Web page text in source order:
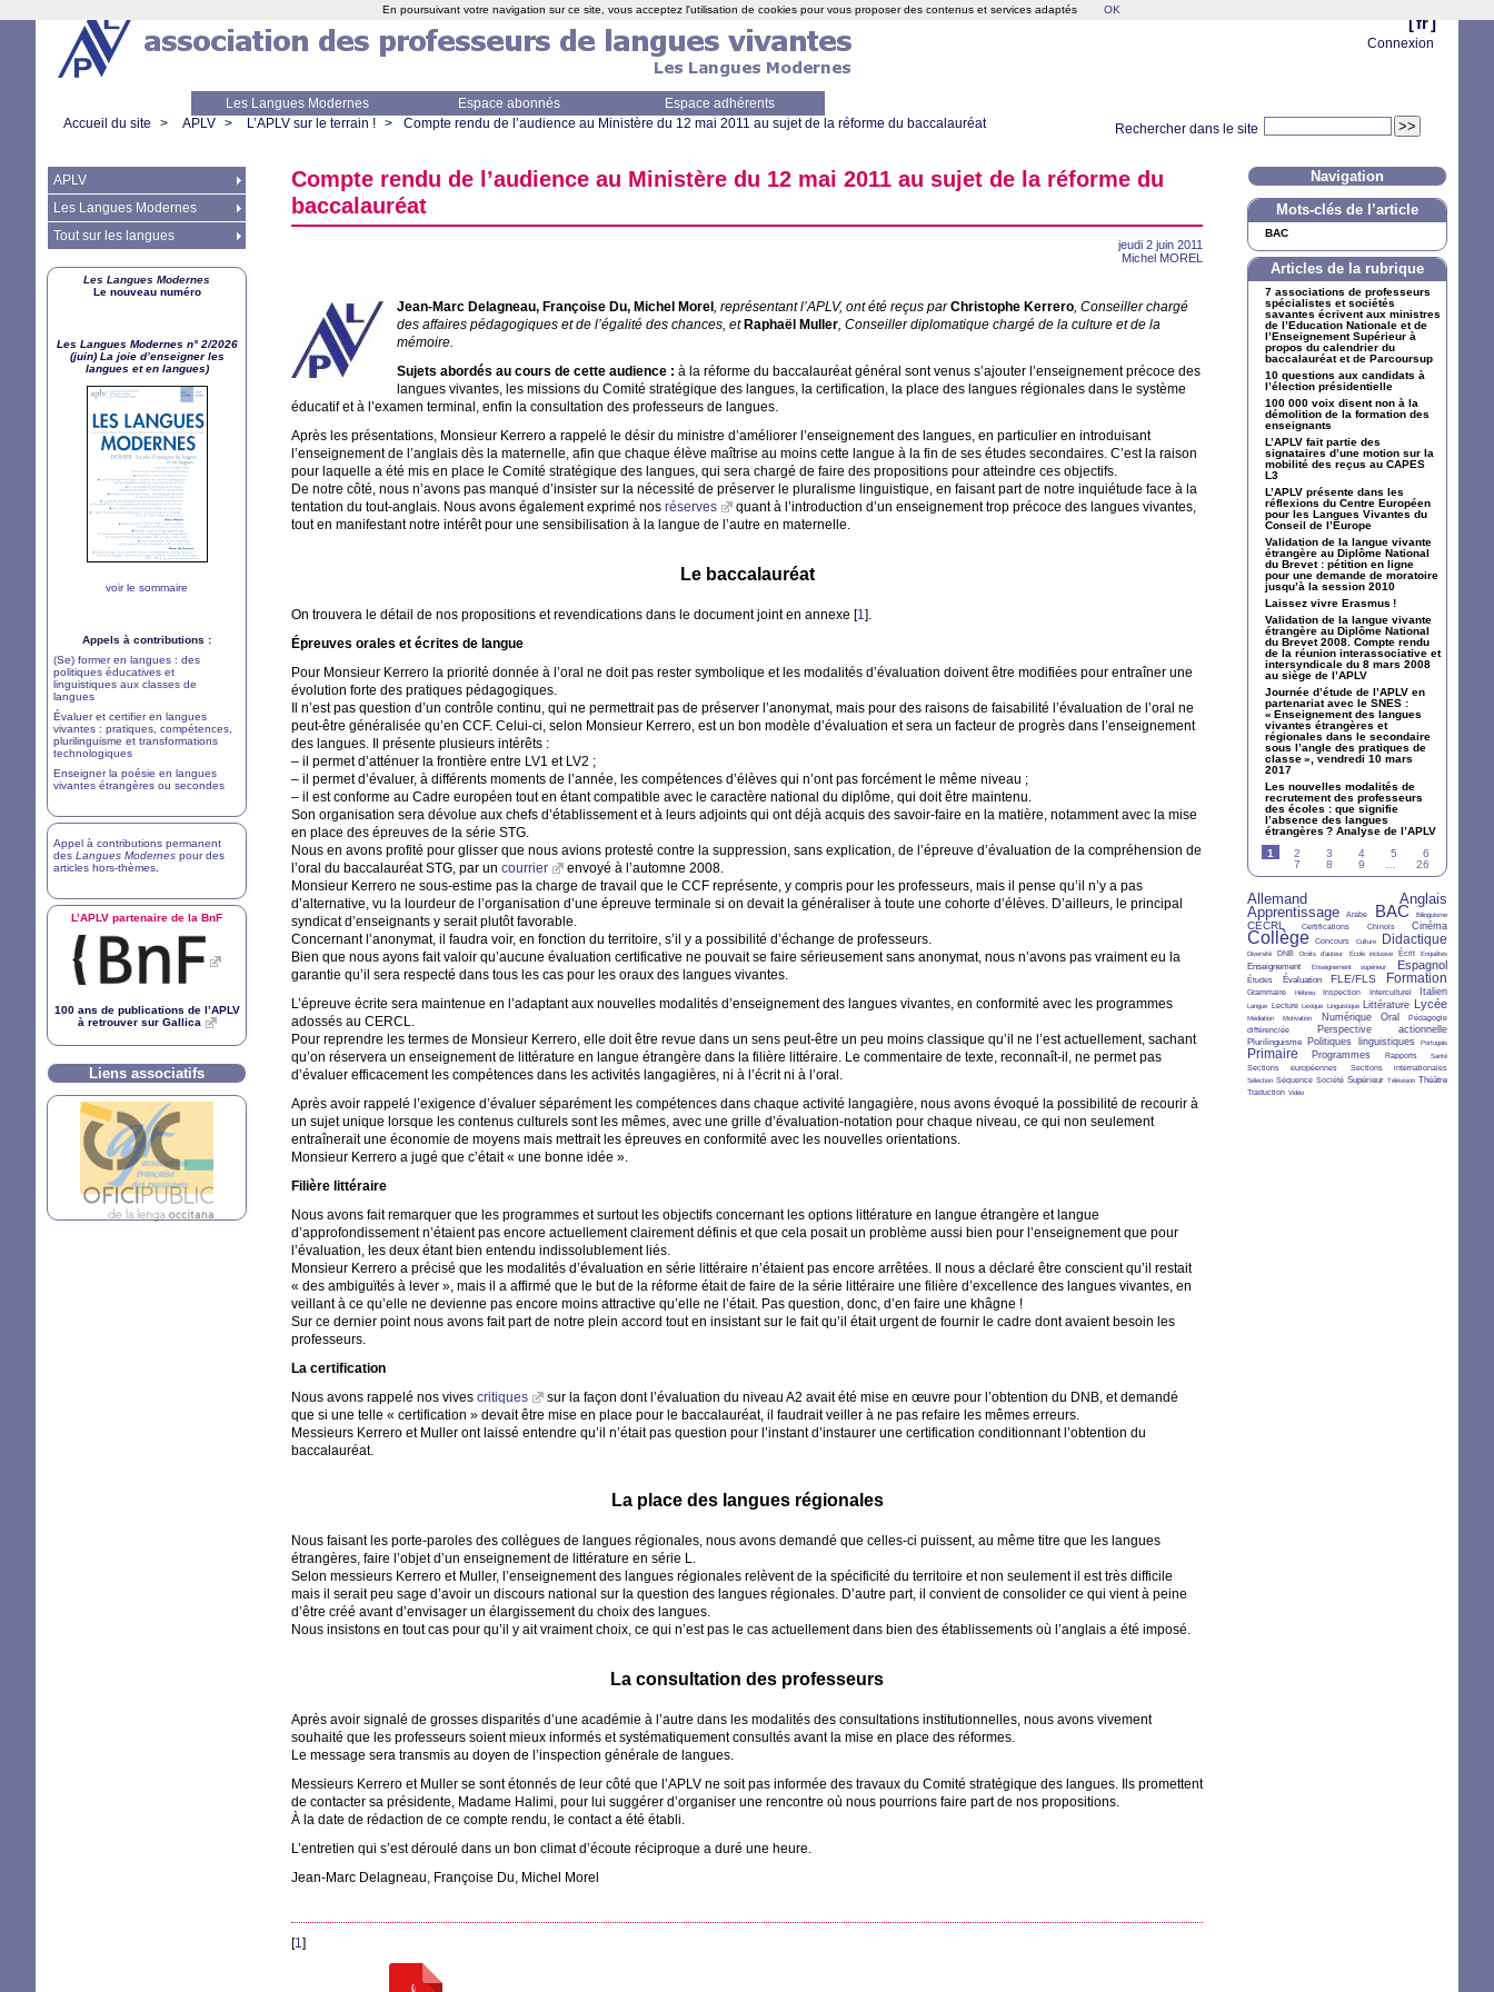
[ fr ]
Connexion
Les Langues Modernes Espace abonnés
Espace adhérents
Rechercher dans le site
Accueil du site > APLV > L’APLV sur le terrain ! > Compte rendu de l’audience au Ministère du 12 mai 2011 au sujet de la réforme du baccalauréat
Compte rendu de l’audience au Ministère du 12 mai 2011 au sujet de la réforme du
baccalauréat
jeudi 2 juin 2011
Michel MOREL
Jean-Marc Delagneau, Françoise Du, Michel Morel , représentant l’APLV, ont été reçus parChristophe Kerrero, Conseiller chargé
des affaires pédagogiques et de l’égalité des chances, et Raphaël Muller, Conseiller diplomatique chargé de la culture et de la
mémoire.
Sujets abordés au cours de cette audience : à la réforme du baccalauréat général sont venus s’ajouter l’enseignement précoce des
langues vivantes, les missions du Comité stratégique des langues, la certification, la place des langues régionales dans le système
éducatif et à l’examen terminal, enfin la consultation des professeurs de langues.
Après les présentations, Monsieur Kerrero a rappelé le désir du ministre d’améliorer l’enseignement des langues, en particulier en introduisant
l’enseignement de l’anglais dès la maternelle, afin que chaque élève maîtrise au moins cette langue à la fin de ses études secondaires. C’est la raison
pour laquelle a été mis en place le Comité stratégique des langues, qui sera chargé de faire des propositions pour atteindre ces objectifs.
De notre côté, nous n’avons pas manqué d’insister sur la nécessité de préserver le pluralisme linguistique, en faisant part de notre inquiétude face à la
tentation du tout-anglais. Nous avons également exprimé nos réserves
quant à l’introduction d’un enseignement trop précoce des langues vivantes,
tout en manifestant notre intérêt pour une sensibilisation à la langue de l’autre en maternelle.
Le baccalauréat
On trouvera le détail de nos propositions et revendications dans le document joint en annexe [1].
Épreuves orales et écrites de langue
Pour Monsieur Kerrero la priorité donnée à l’oral ne doit pas rester symbolique et les modalités d’évaluation doivent être modifiées pour entraîner une
évolution forte des pratiques pédagogiques.
Il n’est pas question d’un contrôle continu, qui ne permettrait pas de préserver l’anonymat, mais pour des raisons de faisabilité l’évaluation de l’oral ne
peut-être généralisée qu’en CCF. Celui-ci, selon Monsieur Kerrero, est un bon modèle d’évaluation et sera un facteur de progrès dans l’enseignement
des langues. Il présente plusieurs intérêts :
– il permet d’atténuer la frontière entre LV1 et LV2 ;
– il permet d’évaluer, à différents moments de l’année, les compétences d’élèves qui n’ont pas forcément le même niveau ;
– il est conforme au Cadre européen tout en étant compatible avec le caractère national du diplôme, qui doit être maintenu.
Son organisation sera dévolue aux chefs d’établissement et à leurs adjoints qui ont déjà acquis des savoir-faire en la matière, notamment avec la mise
en place des épreuves de la série STG.
Nous en avons profité pour glisser que nous avions protesté contre la suppression, sans explication, de l’épreuve d’évaluation de la compréhension de
l’oral du baccalauréatSTG, par un courrier
envoyé à l’automne 2008.
Monsieur Kerrero ne sous-estime pas la charge de travail que le CCF représente, y compris pour les professeurs, mais il pense qu’il n’y a pas
d’alternative, vu la lourdeur de l’organisation d’une épreuve terminale si on devait la généraliser à toute une cohorte d’élèves. D’ailleurs, le principal
syndicat d’enseignants y serait plutôt favorable.
Concernant l’anonymat, il faudra voir, en fonction du territoire, s’il y a possibilité d’échange de professeurs.
Bien que nous ayons fait valoir qu’aucune évaluation certificative ne pouvait se faire sérieusement sans anonymat, nous n’avons pas vraiment eu la
garantie qu’il sera respecté dans tous les cas pour les oraux des langues vivantes.
L’épreuve écrite sera maintenue en l’adaptant aux nouvelles modalités d’enseignement des langues vivantes, en conformité avec les programmes
adossés au CERCL.
Pour reprendre les termes de Monsieur Kerrero, elle doit être revue dans un sens peut-être un peu moins classique qu’il ne l’est actuellement, sachant
qu’on réservera un enseignement de littérature en langue étrangère dans la filière littéraire. Le commentaire de texte, reconnaît-il, ne permet pas
d’évaluer efficacement les compétences dans les activités langagières, ni à l’écrit ni à l’oral.
Après avoir rappelé l’exigence d’évaluer séparément les compétences dans chaque activité langagière, nous avons évoqué la possibilité de recourir à
un sujet unique lorsque les contenus culturels sont les mêmes, avec une grille d’évaluation-notation pour chaque niveau, ce qui non seulement
entraînerait une économie de moyens mais mettrait les épreuves en conformité avec les nouvelles orientations.
Monsieur Kerrero a jugé que c’était « une bonne idée ».
Filière littéraire
Nous avons fait remarquer que les programmes et surtout les objectifs concernant les options littérature en langue étrangère et langue
d’approfondissement n’étaient pas encore actuellement clairement définis et que cela posait un problème aussi bien pour l’enseignement que pour
l’évaluation, les deux étant bien entendu indissolublement liés.
Monsieur Kerrero a précisé que les modalités d’évaluation en série littéraire n’étaient pas encore arrêtées. Il nous a déclaré être conscient qu’il restait
« des ambiguïtés à lever », mais il a affirmé que le but de la réforme était de faire de la série littéraire une filière d’excellence des langues vivantes, en
veillant à ce qu’elle ne devienne pas encore moins attractive qu’elle ne l’était. Pas question, donc, d’en faire une khâgne !
Sur ce dernier point nous avons fait part de notre plein accord tout en insistant sur le fait qu’il était urgent de fournir le cadre dont avaient besoin les
professeurs.
La certification
Nous avons rappelé nos vives critiques sur la façon dont l’évaluation du niveau A2 avait été mise en œuvre pour l’obtention du DNB, et demandé
que si une telle « certification » devait être mise en place pour le baccalauréat, il faudrait veiller à ne pas refaire les mêmes erreurs.
Messieurs Kerrero et Muller ont laissé entendre qu’il n’était pas question pour l’instant d’instaurer une certification conditionnant l’obtention du
baccalauréat.
La place des langues régionales
Nous faisant les porte-paroles des collègues de langues régionales, nous avons demandé que celles-ci puissent, au même titre que les langues
étrangères, faire l’objet d’un enseignement de littérature en série L.
Selon messieurs Kerrero et Muller, l’enseignement des langues régionales relèvent de la spécificité du territoire et non seulement il est très difficile
mais il serait peu sage d’avoir un discours national sur la question des langues régionales. D’autre part, il convient de consolider ce qui vient à peine
d’être créé avant d’envisager un élargissement du choix des langues.
Nous insistons en tout cas pour qu’il y ait vraiment choix, ce qui n’est pas le cas actuellement dans bien des établissements où l’anglais a été imposé.
La consultation des professeurs
Après avoir signalé de grosses disparités d’une académie à l’autre dans les modalités des consultations institutionnelles, nous avons vivement
souhaité que les professeurs soient mieux informés et systématiquement consultés avant la mise en place des réformes.
Le message sera transmis au doyen de l’inspection générale de langues.
Messieurs Kerrero et Muller se sont étonnés de leur côté que l’APLV ne soit pas informée des travaux du Comité stratégique des langues. Ils promettent
de contacter sa présidente, Madame Halimi, pour lui suggérer d’organiser une rencontre où nous pourrions faire part de nos propositions.
À la date de rédaction de ce compte rendu, le contact a été établi.
L’entretien qui s’est déroulé dans un bon climat d’écoute réciproque a duré une heure.
Jean-Marc Delagneau, Françoise Du, Michel Morel
[1]
APLV
Les Langues Modernes
Tout sur les langues
Les Langues Modernes
Le nouveau numéro
Les Langues Modernes n° 2/2026
(juin) La joie d’enseigner les
langues et en langues)
voir le sommaire
Appels à contributions :
(Se) former en langues : des
politiques éducatives et
linguistiques aux classes de
langues
Évaluer et certifier en langues
vivantes : pratiques, compétences,
plurilinguisme et transformations
technologiques
Enseigner la poésie en langues
vivantes étrangères ou secondes
Appel à contributions permanent
des Langues Modernes pour des
articles hors-thèmes
L’APLV partenaire de la BnF
100 ans de publications de l’APLV
à retrouver sur Gallica
Liens associatifs
Navigation
Mots-clés de l’article
BAC
Articles de la rubrique
7 associations de professeurs
spécialistes et sociétés
savantes écrivent aux ministres
de l’Education Nationale et de
l’Enseignement Supérieur à
propos du calendrier du
baccalauréat et de Parcoursup
10 questions aux candidats à
l’élection présidentielle
100 000 voix disent non à la
démolition de la formation des
enseignants
L’APLV fait partie des
signataires d’une motion sur la
mobilité des reçus au CAPES
L3
L’APLV présente dans les
réflexions du Centre Européen
pour les Langues Vivantes du
Conseil de l’Europe
Validation de la langue vivante
étrangère au Diplôme National
du Brevet : pétition en ligne
pour une demande de moratoire
jusqu’à la session 2010
Laissez vivre Erasmus !
Validation de la langue vivante
étrangère au Diplôme National
du Brevet 2008. Compte rendu
de la réunion interassociative et
intersyndicale du 8 mars 2008
au siège de l’APLV
Journée d’étude de l’APLV en
partenariat avec le SNES :
« Enseignement des langues
vivantes étrangères et
régionales dans le secondaire
sous l’angle des pratiques de
classe», vendredi 10 mars
2017
Les nouvelles modalités de
recrutement des professeurs
des écoles : que signifie
l’absence des langues
étrangères ? Analyse de l’APLV
1
2 3 4 5
6
7
8 9 26
Allemand
26/36 Anglais
28/36
Apprentissage
27/36 Arabe
4/36 BAC
33/36 Bilinguisme
2/36
CECRL
15/36 Certifications
7/36 Chinois
6/36 Cinéma
12/36
Collège
36/36 Concours
5/36 Culture
2/36 Didactique
24/36
Diversité
2/36 DNB
6/36 Droits d’auteur
2/36 École inclusive
2/36 Écrit
7/36 Enquêtes
3/36
Enseignement
10/36 Enseignement supérieur
2/36 Espagnol
21/36
Études
6/36 Évaluation
10/36 FLE/FLS
16/36 Formation
25/36
Grammaire
6/36 Hébreu
2/36 Inspection
4/36 Interculturel
6/36 Italien
11/36
Langue
2/36 Lecture
7/36 Lexique
3/36 Linguistique
2/36 Littérature
12/36 Lycée
18/36
Médiation
2/36 Motivation
2/36 Numérique
12/36 Oral
11/36
Pédagogie
différenciée
5/36 Perspective actionnelle
14/36
Plurilinguisme
10/36 Politiques linguistiques
12/36 Portugais
3/36
Primaire
24/36 Programmes
11/36 Rapports
7/36 Santé
3/36
Sections européennes
5/36 Sections internationales
5/36
Sélection
3/36 Séquence
7/36 Société
4/36 Supérieur
8/36 Télévision
2/36 Théâtre
9/36
Traduction
7/36 Vidéo
2/36
En poursuivant votre navigation sur ce site, vous acceptez l'utilisation de cookies pour vous proposer des contenus et services adaptés OK